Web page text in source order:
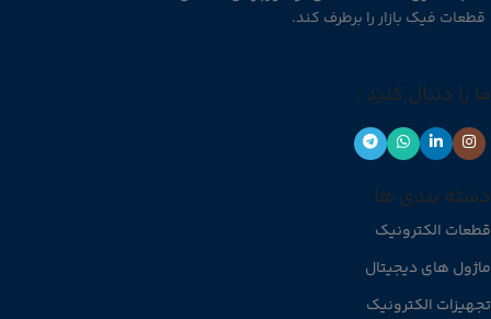
قطعات فیک بازار را برطرف کند.
ما را دنبال کنید :
دسته بندی ها
قطعات الکترونیک
ماژول های دیجیتال
تجهیزات الکترونیک